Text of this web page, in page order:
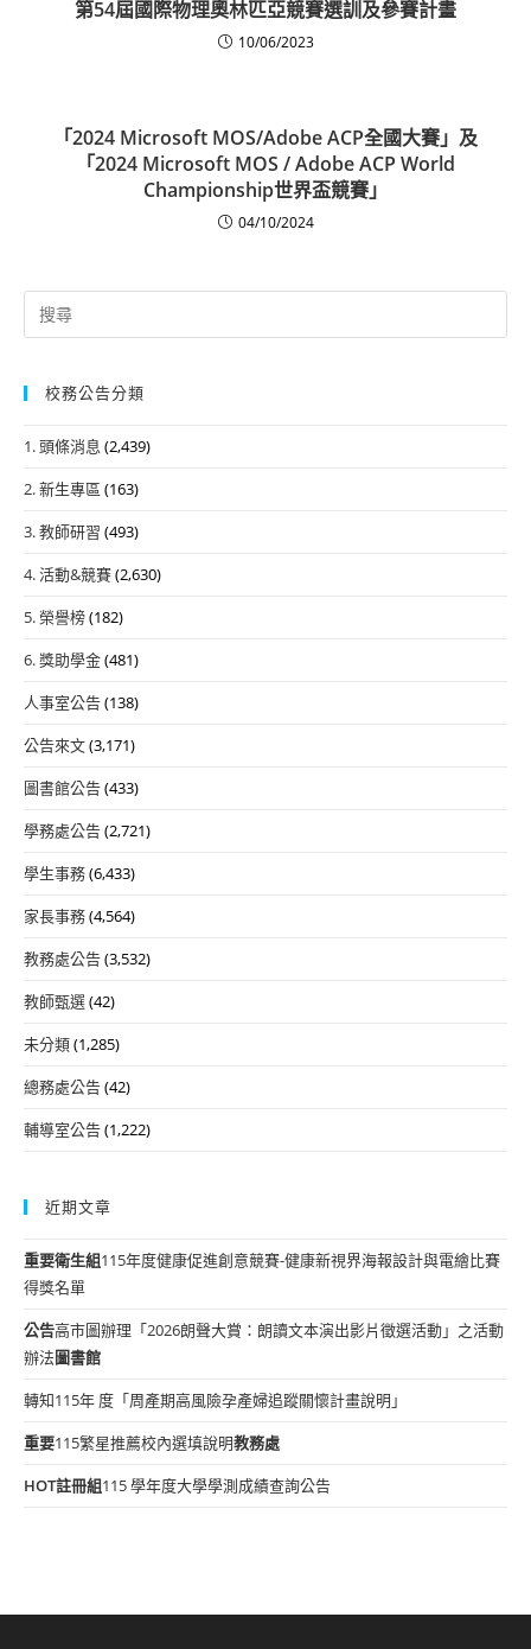
第54屆國際物理奧林匹亞競賽選訓及參賽計畫
10/06/2023
「2024 Microsoft MOS/Adobe ACP全國大賽」及
「2024 Microsoft MOS / Adobe ACP World
Championship世界盃競賽」
04/10/2024
Search
for:
校務公告分類
1. 頭條消息 (2,439)
2. 新生專區 (163)
3. 教師研習 (493)
4. 活動&競賽(2,630)
5. 榮譽榜(182)
6. 獎助學金(481)
人事室公告(138)
公告來文(3,171)
圖書館公告(433)
學務處公告(2,721)
學生事務(6,433)
家長事務(4,564)
教務處公告(3,532)
教師甄選(42)
未分類(1,285)
總務處公告(42)
輔導室公告(1,222)
近期文章
重要衛生組115年度健康促進創意競賽-健康新視界海報設計與電繪比賽
得獎名單
公告高市圖辦理「2026朗聲大賞：朗讀文本演出影片徵選活動」之活動
辦法圖書館
轉知115年 度「周產期高風險孕產婦追蹤關懷計畫說明」
重要115繁星推薦校內選填說明教務處
HOT註冊組115 學年度大學學測成績查詢公告